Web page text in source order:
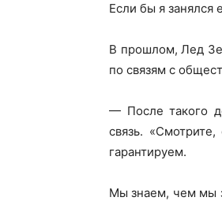
Если бы я занялся
В прошлом, Лед
по связям с
— После такого
связь.
гарантируем.
Мы знаем, чем мы